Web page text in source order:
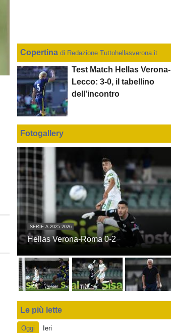
Copertina di Redazione Tuttohellasverona.it
Test Match Hellas Verona-
Lecco: 3-0, il tabellino
dell'incontro
Fotogallery
SERIE A 2025-2026
Hellas Verona-Roma 0-2
Le più lette
Oggi
Ieri